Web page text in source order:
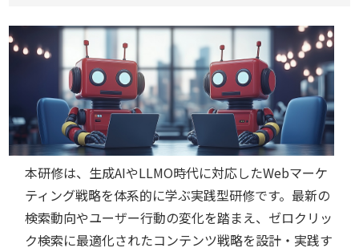
本研修は、生成AIやLLMO時代に対応したWebマーケ
ティング戦略を体系的に学ぶ実践型研修です。最新の
検索動向やユーザー行動の変化を踏まえ、ゼロクリッ
ク検索に最適化されたコンテンツ戦略を設計・実践す